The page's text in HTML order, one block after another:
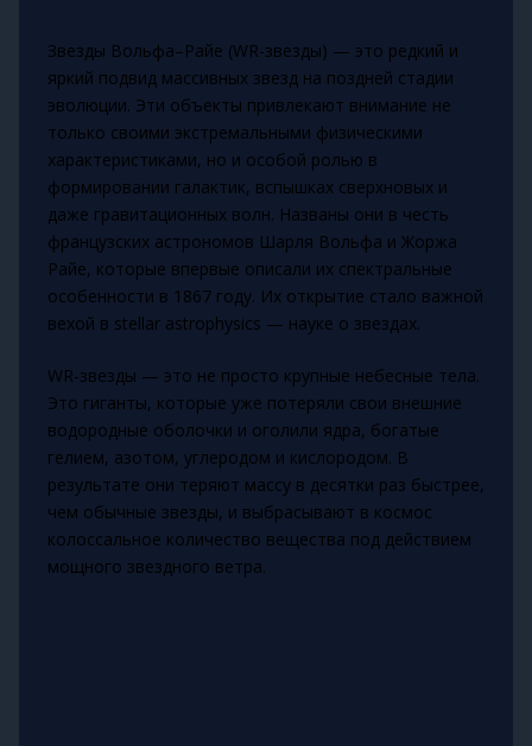
Звезды Вольфа–Райе (WR-звезды) — это редкий и
яркий подвид массивных звезд на поздней стадии
эволюции. Эти объекты привлекают внимание не
только своими экстремальными физическими
характеристиками, но и особой ролью в
формировании галактик, вспышках сверхновых и
даже гравитационных волн. Названы они в честь
французских астрономов Шарля Вольфа и Жоржа
Райе, которые впервые описали их спектральные
особенности в 1867 году. Их открытие стало важной
вехой в stellar astrophysics — науке о звездах.
WR-звезды — это не просто крупные небесные тела.
Это гиганты, которые уже потеряли свои внешние
водородные оболочки и оголили ядра, богатые
гелием, азотом, углеродом и кислородом. В
результате они теряют массу в десятки раз быстрее,
чем обычные звезды, и выбрасывают в космос
колоссальное количество вещества под действием
мощного звездного ветра.